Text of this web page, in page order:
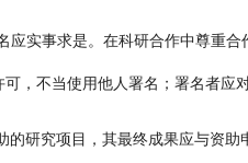
应实事求是。在科研合作中尊重
，不当使用他人署名；署名者
的研究项目，其最终成果应与资